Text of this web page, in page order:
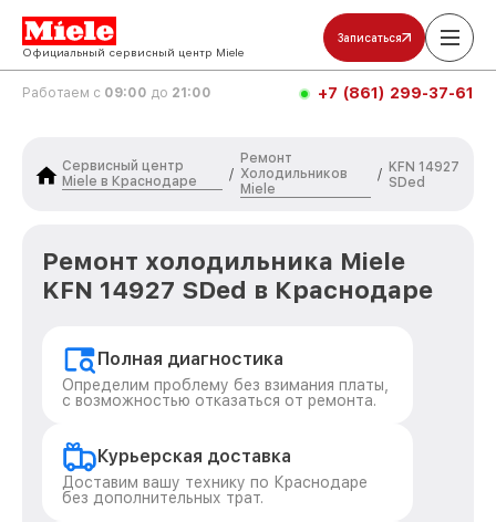
Официальный сервисный центр Miele
Записаться
Работаем с 09:00 до 21:00 +7 (861) 299-37-61
Сервисный центр
Miele в Краснодаре
/
Ремонт
Холодильников
Miele
/ KFN 14927
SDed
Ремонт холодильника Miele
KFN 14927 SDed в Краснодаре
Полная диагностика
Определим проблему без взимания платы,
с возможностью отказаться от ремонта.
Курьерская доставка
Доставим вашу технику по Краснодаре
без дополнительных трат.